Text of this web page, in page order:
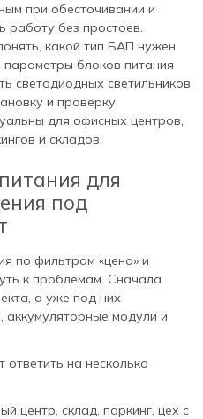
при обесточивании и
работу без простоев.
какой тип БАП нужен
блоков питания
светодиодных светильников
и проверку.
для офисных центров,
и складов.
для
под
по фильтрам «цена» и
к проблемам. Сначала
а уже под них
модули и
ответить на несколько
центр, склад, паркинг, цех с